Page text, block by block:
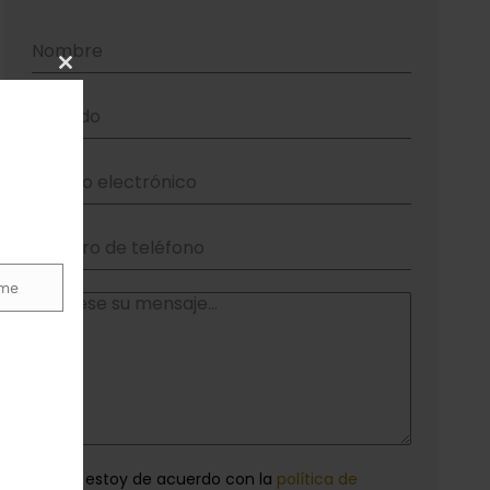
Sí, estoy de acuerdo con la política de
Close
module